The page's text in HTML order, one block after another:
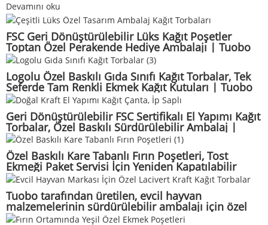
Devamını oku
FSC Geri Dönüştürülebilir Lüks Kağıt Poşetler
Toptan Özel Perakende Hediye Ambalajı | Tuobo
Logolu Özel Baskılı Gıda Sınıfı Kağıt Torbalar, Tek
Seferde Tam Renkli Ekmek Kağıt Kutuları | Tuobo
Geri Dönüştürülebilir FSC Sertifikalı El Yapımı Kağıt
Torbalar, Özel Baskılı Sürdürülebilir Ambalaj |
Tuobo
Özel Baskılı Kare Tabanlı Fırın Poşetleri, Tost
Ekmeği Paket Servisi İçin Yeniden Kapatılabilir
Kağıt Poşet | Tuobo
Tuobo tarafından üretilen, evcil hayvan
malzemelerinin sürdürülebilir ambalajı için özel
baskılı çevre dostu kraft kağıt torbalar.